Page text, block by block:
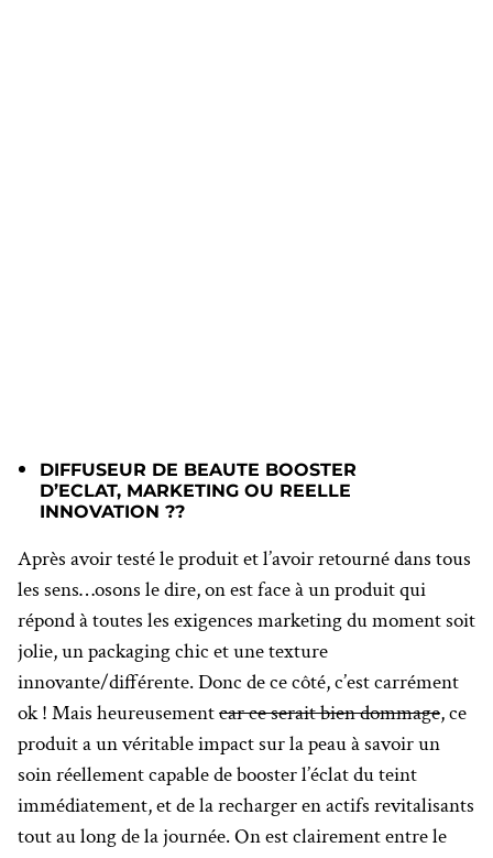
DIFFUSEUR DE BEAUTE BOOSTER
D’ECLAT, MARKETING OU REELLE
INNOVATION ??
Après avoir testé le produit et l’avoir retourné dans tous
les sens…osons le dire, on est face à un produit qui
répond à toutes les exigences marketing du moment soit
jolie, un packaging chic et une texture
innovante/différente. Donc de ce côté, c’est carrément
ok ! Mais heureusementcar ce serait bien dommage, ce
produit a un véritable impact sur la peau à savoir un
soin réellement capable de booster l’éclat du teint
immédiatement, et de la recharger en actifs revitalisants
tout au long de la journée. On est clairement entre le